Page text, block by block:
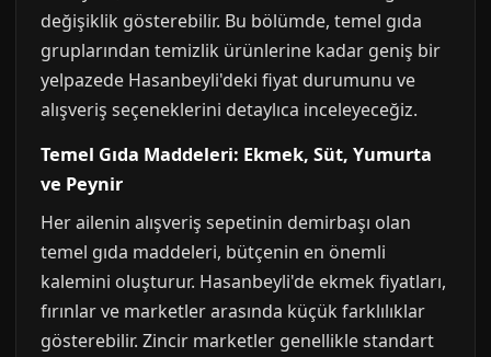
değişiklik gösterebilir. Bu bölümde, temel gıda
gruplarından temizlik ürünlerine kadar geniş bir
yelpazede Hasanbeyli'deki fiyat durumunu ve
alışveriş seçeneklerini detaylıca inceleyeceğiz.
Temel Gıda Maddeleri: Ekmek, Süt, Yumurta
ve Peynir
Her ailenin alışveriş sepetinin demirbaşı olan
temel gıda maddeleri, bütçenin en önemli
kalemini oluşturur. Hasanbeyli'de ekmek fiyatları,
fırınlar ve marketler arasında küçük farklılıklar
gösterebilir. Zincir marketler genellikle standart